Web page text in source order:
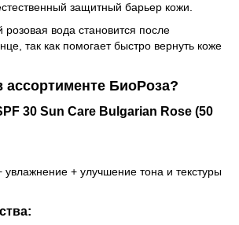
защитный барьер кожи.
вода становится после
так как помогает быстро вернуть коже
ассортименте БиоРоза?
30 Sun Care Bulgarian Rose (50
+ улучшение тона и текстуры